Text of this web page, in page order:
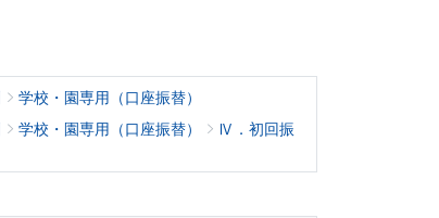
学校・園専用（口座振替）
学校・園専用（口座振替）
Ⅳ．初回振